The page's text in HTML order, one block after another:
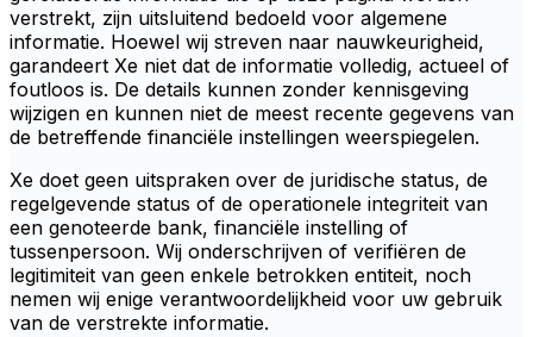
verstrekt, zijn uitsluitend bedoeld voor algemene
informatie. Hoewel wij streven naar nauwkeurigheid,
garandeert Xe niet dat de informatie volledig, actueel of
foutloos is. De details kunnen zonder kennisgeving
wijzigen en kunnen niet de meest recente gegevens van
de betreffende financiële instellingen weerspiegelen.
Xe doet geen uitspraken over de juridische status, de
regelgevende status of de operationele integriteit van
een genoteerde bank, financiële instelling of
tussenpersoon. Wij onderschrijven of verifiëren de
legitimiteit van geen enkele betrokken entiteit, noch
nemen wij enige verantwoordelijkheid voor uw gebruik
van de verstrekte informatie.